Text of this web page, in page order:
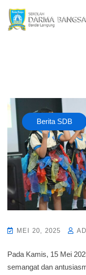
Berita SDB
MEI 20, 2025
Pada Kamis, 15 Mei
semangat dan